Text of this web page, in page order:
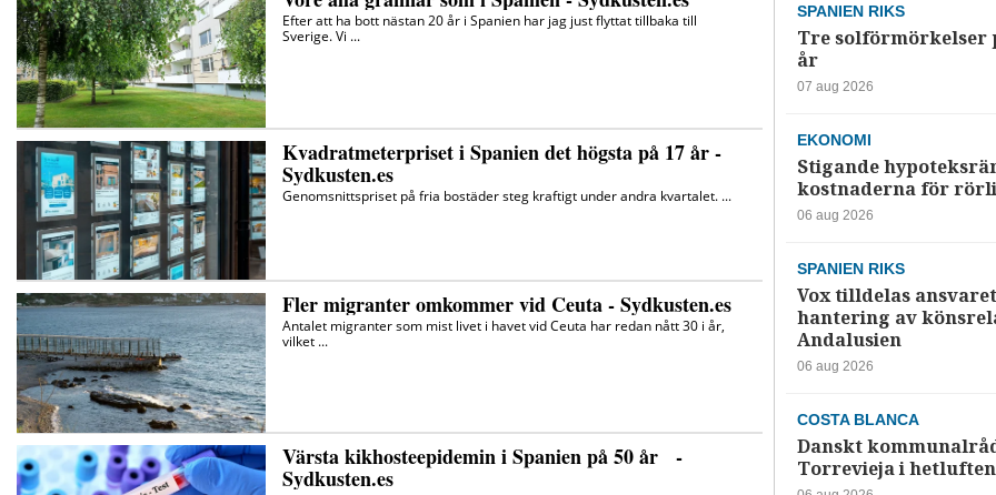
SPANIEN RIKS
Tre solförmörkelser
år
07 aug 2026
EKONOMI
Stigande
kostnaderna för
06 aug 2026
SPANIEN RIKS
Vox tilldelas
hantering av
Andalusien
06 aug 2026
COSTA BLANCA
Danskt
Torrevieja i hetluften